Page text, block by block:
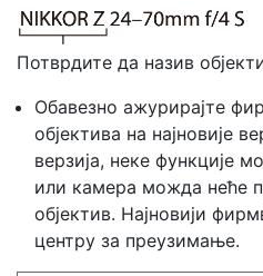
Потврдите да назив
Обавезно ажурирајте
објектива на најновије
верзија, неке функције
или камера можда неће
објектив. Најновији
центру за преузимање.